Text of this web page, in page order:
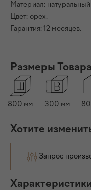
Материал:
Цвет: орех.
Гарантия: 12 месяцев.
Размеры Товара
800 мм 300 мм
Хотите
Запрос